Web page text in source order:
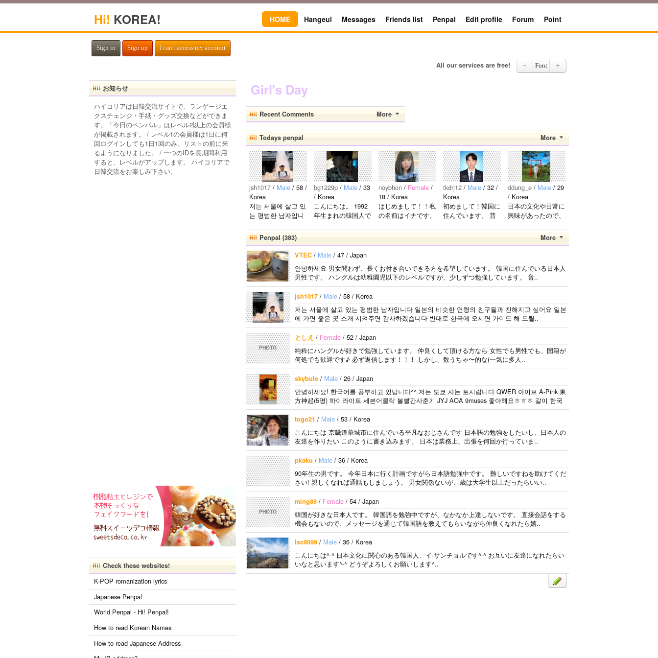
Hi! KOREA! HOME Hangeul Messages Friends list Penpal Edit profile Forum Point
Sign in Sign up I can't access my account
All our services are free! － Font ＋
お知らせ
ハイコリアは日韓交流サイトで、ランゲージエ
クスチェンジ・手紙・グッズ交換などができま
す。「今日のペンパル」はレベル2以上の会員様
が掲載されます。 / レベル1の会員様は1日に何
回ログインしても1日1回のみ、リストの前に来
るようになりました。 / 一つのIDを長期間利用
すると、レベルがアップします。 ハイコリアで
日韓交流をお楽しみ下さい。
Girl's Day
More
Recent Comments
More
Todays penpal
jsh1017 / Male/ 58 /
Korea
저는 서울에 살고 있
는 평범한 남자입니
령의 친구들과 친해
지고 싶어요 일본에
가면 좋은 곳 소개
시켜주면 감사하겠
습니다 반대로 한국
에 오시면 가이드 해
드릴..
bg1229p / Male/ 33
/ Korea
こんにちは。 1992
年生まれの韓国人で
とは高校生の時から
興味を持ちました。
日本の好きなところ
は文化や食べ物で
す。 特に街の雰囲
気が..
noybhon / Female/
18 / Korea
はじめまして！！私
の名前はイナです。
日本人の友達を作り
tkdrj12 / Male/ 32 /
Korea
初めまして！韓国に
住んでいます。 ​普
間がある時は釣りに
釣りスポットを探し
たり、ノリのいい
音..
ddung_e / Male/ 29
/ Korea
日本の文化や日常に
興味があったので、
た。 日本語を少し
ずつ勉強しているの
いです。 もちろ
ん、私も韓国文化や
韓国..
More
Penpal (383)
VTEC / Male / 47 / Japan
안녕하세요 男女問わず、長くお付き合いできる方を希望しています。 韓国に住んでいる日本人
男性です。 ハングルは幼稚園児以下のレベルですが、少しずつ勉強しています。 音..
jsh1017 / Male / 58 / Korea
저는 서울에 살고 있는 평범한 남자입니다 일본의 비슷한 연령의 친구들과 친해지고 싶어요 일본
에 가면 좋은 곳 소개 시켜주면 감사하겠습니다 반대로 한국에 오시면 가이드 해 드릴..
PHOTO
としえ / Female / 52 / Japan
純粋にハングルが好きで勉強しています。 仲良くして頂ける方なら 女性でも男性でも、国籍が
何処でも歓迎です♪ 必ず返信します！！！ しかし、数うちゃ〜的な(一気に多人..
skybule / Male / 26 / Japan
안녕하세요! 한국어를 공부하고 있답니다^^ 저는 도쿄 사는 토시랍니다 QWER 아이브 A-Pink 東
方神起(5명) 하이라이트 세븐어클락 볼빨간사춘기 JYJ AOA 9muses 좋아해요ㅎㅎㅎ 같이 한국
어..
togo21 / Male / 53 / Korea
こんにちは 京畿道華城市に住んでいる平凡なおじさんです 日本語の勉強をしたいし、日本人の
友達を作りたい このように書き込みます。 日本は業務上、出張を何回か行っていま..
pkaku / Male / 36 / Korea
90年生の男です。 今年日本に行く計画ですがら日本語勉強中です。 難しいですねを助けてくだ
さい! 親しくなれば通話もしましょう。 男女関係ないが、歳は大学生以上だったらいい..
PHOTO
ming88 / Female / 54 / Japan
韓国が好きな日本人です。 韓国語を勉強中ですが、なかなか上達しないです。 直接会話をする
機会もないので、メッセージを通じて韓国語を教えてもらいながら仲良くなれたら嬉..
lsc9099 / Male / 36 / Korea
こんにちは^-^ 日本文化に関心のある韓国人、イ·サンチョルです^-^ お互いに友達になれたらい
いなと思います^-^ どうぞよろしくお願いします^..
Check these websites!
K-POP romanization lyrics
Japanese Penpal
World Penpal - Hi! Penpal!
How to read Korean Names
How to read Japanese Address